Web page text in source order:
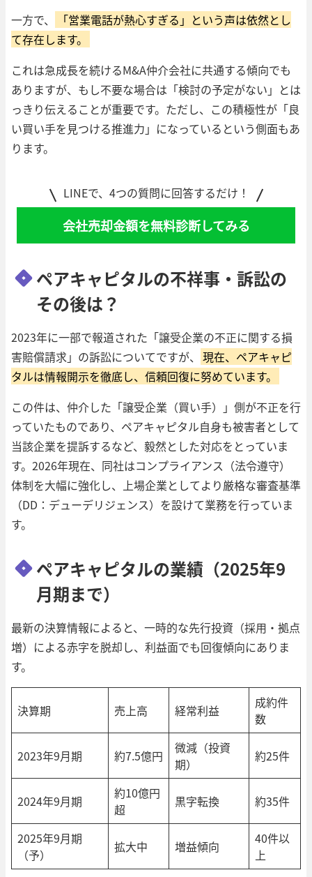
一方で、
「営業電話が熱心すぎる」という声は依然とし
て存在します。
これは急成長を続けるM&A仲介会社に共通する傾向でも
ありますが、もし不要な場合は「検討の予定がない」とは
っきり伝えることが重要です。ただし、この積極性が「良
い買い手を見つける推進力」になっているという側面もあ
ります。
LINEで、4つの質問に回答するだけ！
会社売却金額を無料診断してみる
ペアキャピタルの不祥事・訴訟の
その後は？
2023年に一部で報道された「譲受企業の不正に関する損
害賠償請求」の訴訟についてですが、
現在、ペアキャピ
タルは情報開示を徹底し、信頼回復に努めています。
この件は、仲介した「譲受企業（買い手）」側が不正を行
っていたものであり、ペアキャピタル自身も被害者として
当該企業を提訴するなど、毅然とした対応をとっていま
す。2026年現在、同社はコンプライアンス（法令遵守）
体制を大幅に強化し、上場企業としてより厳格な審査基準
（DD：デューデリジェンス）を設けて業務を行っていま
す。
ペアキャピタルの業績（2025年9
月期まで）
最新の決算情報によると、一時的な先行投資（採用・拠点
増）による赤字を脱却し、利益面でも回復傾向にありま
す。
決算期 売上高 経常利益
成約件
数
2023年9月期 約7.5億円
微減（投資
期）
約25件
2024年9月期
約10億円
超
黒字転換 約35件
2025年9月期
（予）
拡大中 増益傾向
40件以
上